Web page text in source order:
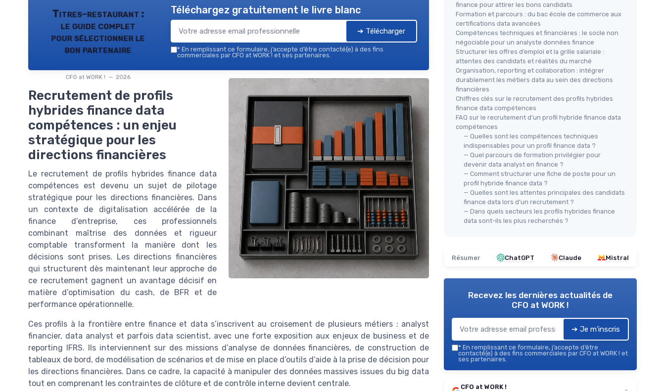
Titres-restaurant :
le guide complet
pour sélectionner le
bon partenaire
CFO at WORK ! — 2026
Téléchargez gratuitement le livre blanc
➔ Télécharger
* En remplissant ce formulaire, j’accepte d’être contacté(e) à des fins
commerciales par CFO at WORK ! et ses partenaires.
Recrutement de profils
hybrides finance data
compétences : un enjeu
stratégique pour les
directions financières
Le recrutement de profils hybrides finance data
compétences est devenu un sujet de pilotage
stratégique pour les directions financières. Dans
un contexte de digitalisation accélérée de la
finance d’entreprise, ces professionnels
combinant maîtrise des données et rigueur
comptable transforment la manière dont les
décisions sont prises. Les directions financières
qui structurent dès maintenant leur approche de
ce recrutement gagnent un avantage décisif en
matière d’optimisation du cash, de BFR et de
performance opérationnelle.
Ces profils à la frontière entre finance et data s’inscrivent au croisement de plusieurs métiers : analyst
financier, data analyst et parfois data scientist, avec une forte exposition aux enjeux de business et de
reporting IFRS. Ils interviennent sur des missions d’analyse de données financières, de construction de
tableaux de bord, de modélisation de scénarios et de mise en place d’outils d’aide à la prise de décision pour
les directions financières. Dans ce cadre, la capacité à manipuler des données massives issues du big data
tout en comprenant les contraintes de clôture et de contrôle interne devient centrale.
finance pour attirer les bons candidats
Formation et parcours : du bac école de commerce aux
certifications data avancées
Compétences techniques et financières : le socle non
négociable pour un analyste données finance
Structurer les offres d’emploi et la grille salariale :
attentes des candidats et réalités du marché
Organisation, reporting et collaboration : intégrer
durablement les métiers data au sein des directions
financières
Chiffres clés sur le recrutement des profils hybrides
finance data compétences
FAQ sur le recrutement d’un profil hybride finance data
compétences
— Quelles sont les compétences techniques
indispensables pour un profil finance data ?
— Quel parcours de formation privilégier pour
devenir data analyst en finance ?
— Comment structurer une fiche de poste pour un
profil hybride finance data ?
— Quelles sont les attentes principales des candidats
finance data lors d’un recrutement ?
— Dans quels secteurs les profils hybrides finance
data sont-ils les plus recherchés ?
Résumer ChatGPT Claude Mistral
Recevez les dernières actualités de
CFO at WORK !
➔ Je m'inscris
* En remplissant ce formulaire, j’accepte d’être
contacté(e) à des fins commerciales par CFO at WORK ! et
ses partenaires.
CFO at WORK !